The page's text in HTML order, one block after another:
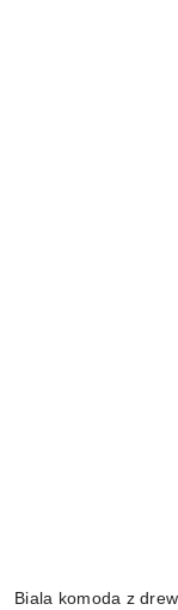
Biala komoda z